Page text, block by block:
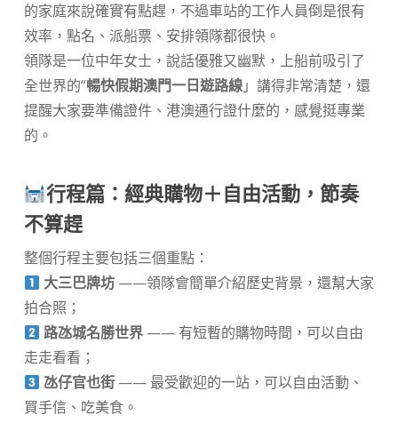
的家庭來說確實有點趕，不過車站的工作人員倒是很有
效率，點名、派船票、安排領隊都很快。
領隊是一位中年女士，說話優雅又幽默，上船前吸引了
全世界的“暢快假期澳門一日遊路線」講得非常清楚，還
提醒大家要準備證件、港澳通行證什麼的，感覺挺專業
的。
行程篇：經典購物＋自由活動，節奏
不算趕
整個行程主要包括三個重點：
大三巴牌坊 ——領隊會簡單介紹歷史背景，還幫大家
拍合照；
路氹城名勝世界 —— 有短暫的購物時間，可以自由
走走看看；
氹仔官也街 —— 最受歡迎的一站，可以自由活動、
買手信、吃美食。